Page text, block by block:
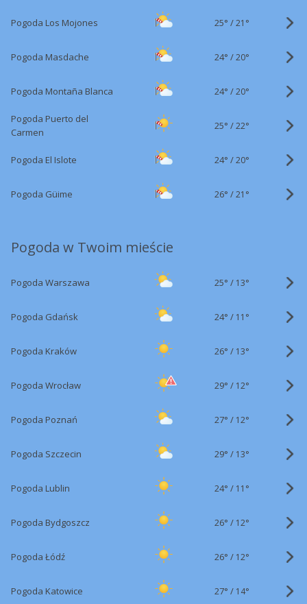
Pogoda Los Mojones 25° /21°
Pogoda Masdache 24° /20°
Pogoda Montaña Blanca 24° /20°
Pogoda Puerto del
Carmen
25° /22°
Pogoda El Islote 24° /20°
Pogoda Güime 26° /21°
Pogoda w Twoim mieście
Pogoda Warszawa 25° / 13°
Pogoda Gdańsk 24° / 11°
Pogoda Kraków 26° / 13°
Pogoda Wrocław 29° / 12°
Pogoda Poznań 27° / 12°
Pogoda Szczecin 29° / 13°
Pogoda Lublin 24° / 11°
Pogoda Bydgoszcz 26° / 12°
Pogoda Łódź 26° / 12°
Pogoda Katowice 27° / 14°